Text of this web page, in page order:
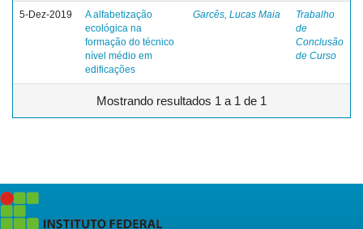
5-Dez-2019
A alfabetização
ecológica na
formação do técnico
nível médio em
edificações
Garcês, Lucas Maia
Trabalho
de
Conclusão
de Curso
Mostrando resultados 1 a 1 de 1